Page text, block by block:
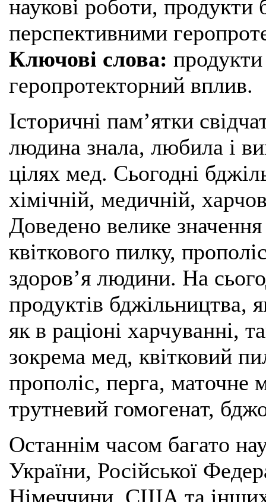
наукові роботи,
перспективними
Ключові слова:
геропротекторний вплив.
Історичні пам’ятки
людина знала, любила і
цілях мед. Сьогодні
хімічній, медичній,
Доведено велике
квіткового пилку,
здоров’я людини. На
продуктів бджільництва,
як в раціоні харчуванні,
зокрема мед, квітковий
прополіс, перга, маточне
трутневий гомогенат,
Останнім часом багато
України, Російської
Німеччини, США та інших